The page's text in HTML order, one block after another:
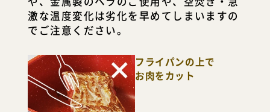
激な温度変化は劣化を早めてしまいますの
でご注意ください。
フライパンの上で
お肉をカット